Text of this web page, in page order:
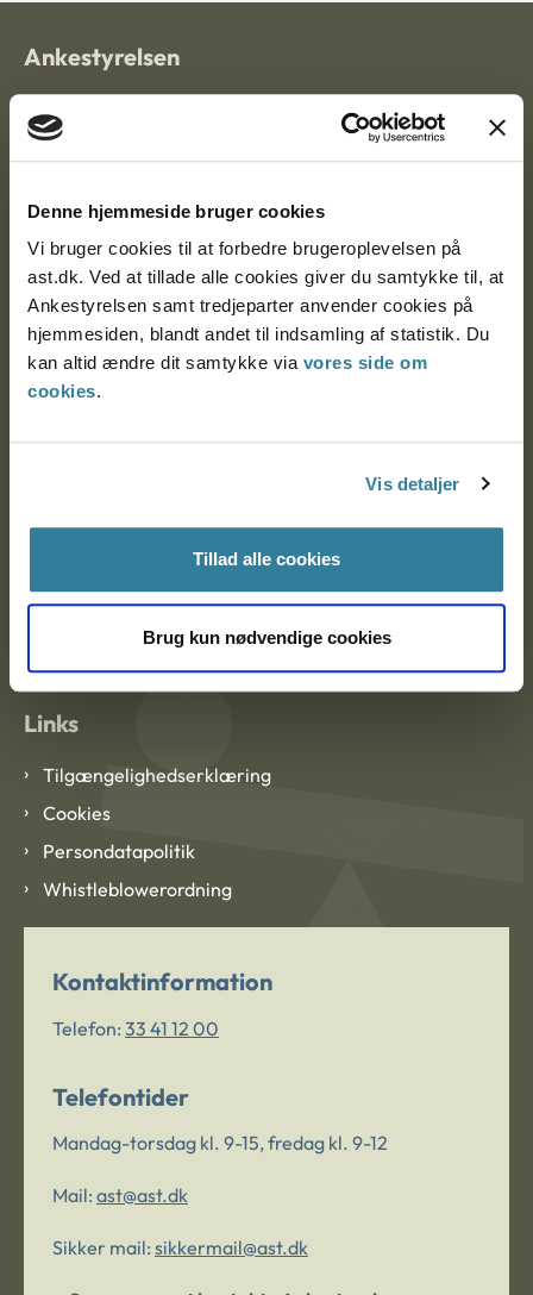
Denne hjemmeside bruger cookies
Vi bruger cookies til at forbedre brugeroplevelsen på
ast.dk. Ved at tillade alle cookies giver du samtykke til, at
Ankestyrelsen samt tredjeparter anvender cookies på
hjemmesiden, blandt andet til indsamling af statistik. Du
kan altid ændre dit samtykke via vores side om
cookies.
Vis detaljer
Tillad alle cookies
Brug kun nødvendige cookies
Ankestyrelsen
Nytorv 7, 2. sal
Ankestyrelsen Aalborg
Ankestyrelsen København
EAN: 57 98 000 35 48 21
Om Ankestyrelsen
Om Ankestyrelsen
Blanketter og kontaktformularer
Links
Tilgængelighedserklæring
Cookies
Persondatapolitik
Whistleblowerordning
Kontaktinformation
Telefon: 33 41 12 00
Telefontider
Mandag-torsdag kl. 9-15, fredag kl. 9-12
Mail: ast@ast.dk
Sikker mail: sikkermail@ast.dk